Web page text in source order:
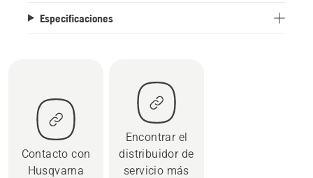
Especificaciones
Contacto con
Husqvarna
Encontrar el
distribuidor de
servicio más